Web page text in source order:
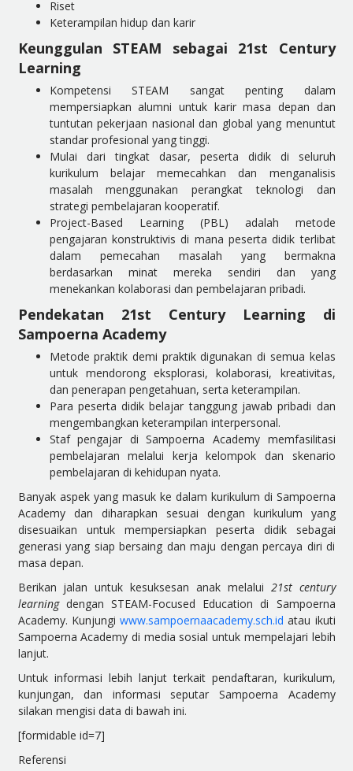
Riset
Keterampilan hidup dan karir
Keunggulan STEAM sebagai 21st Century
Learning
Kompetensi STEAM sangat penting dalam
mempersiapkan alumni untuk karir masa depan dan
tuntutan pekerjaan nasional dan global yang menuntut
standar profesional yang tinggi.
Mulai dari tingkat dasar, peserta didik di seluruh
kurikulum belajar memecahkan dan menganalisis
masalah menggunakan perangkat teknologi dan
strategi pembelajaran kooperatif.
Project-Based Learning (PBL) adalah metode
pengajaran konstruktivis di mana peserta didik terlibat
dalam pemecahan masalah yang bermakna
berdasarkan minat mereka sendiri dan yang
menekankan kolaborasi dan pembelajaran pribadi.
Pendekatan 21st Century Learning di
Sampoerna Academy
Metode praktik demi praktik digunakan di semua kelas
untuk mendorong eksplorasi, kolaborasi, kreativitas,
dan penerapan pengetahuan, serta keterampilan.
Para peserta didik belajar tanggung jawab pribadi dan
mengembangkan keterampilan interpersonal.
Staf pengajar di Sampoerna Academy memfasilitasi
pembelajaran melalui kerja kelompok dan skenario
pembelajaran di kehidupan nyata.
Banyak aspek yang masuk ke dalam kurikulum di Sampoerna
Academy dan diharapkan sesuai dengan kurikulum yang
disesuaikan untuk mempersiapkan peserta didik sebagai
generasi yang siap bersaing dan maju dengan percaya diri di
masa depan.
Berikan jalan untuk kesuksesan anak melalui 21st century
learningdengan STEAM-Focused Education di Sampoerna
Academy. Kunjungi www.sampoernaacademy.sch.id atau ikuti
Sampoerna Academy di media sosial untuk mempelajari lebih
lanjut.
Untuk informasi lebih lanjut terkait pendaftaran, kurikulum,
kunjungan, dan informasi seputar Sampoerna Academy
silakan mengisi data di bawah ini.
[formidable id=7]
Referensi